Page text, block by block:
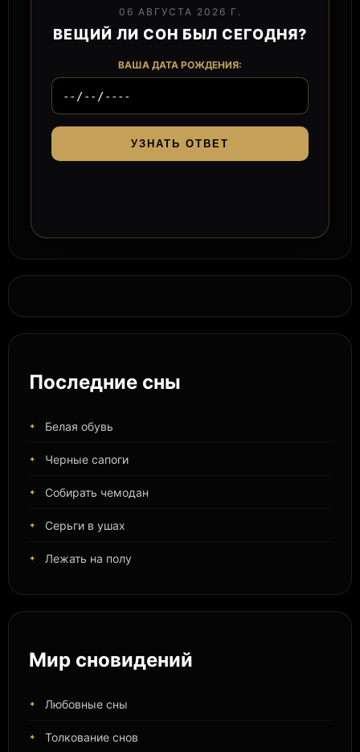
06 АВГУСТА 2026 Г.
ВЕЩИЙ ЛИ СОН БЫЛ СЕГОДНЯ?
ВАША ДАТА РОЖДЕНИЯ:
УЗНАТЬ ОТВЕТ
Последние сны
Белая обувь
Черные сапоги
Собирать чемодан
Серьги в ушах
Лежать на полу
Мир сновидений
Любовные сны
Толкование снов